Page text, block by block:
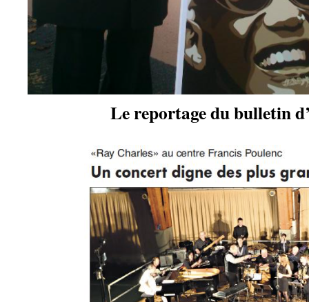
Le reportage du bulletin